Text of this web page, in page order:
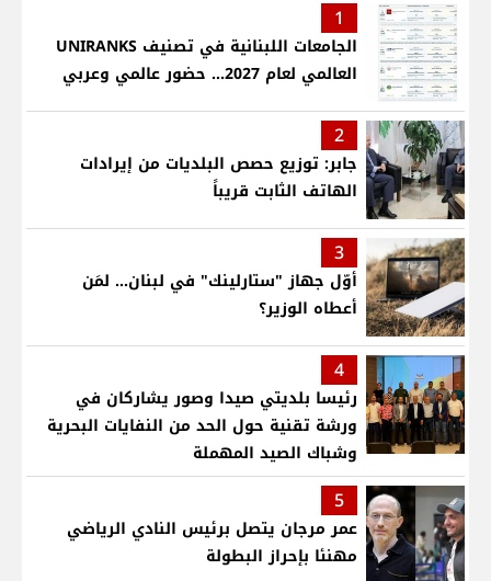
1
الجامعات اللبنانية في تصنيف UNIRANKS
العالمي لعام 2027... حضور عالمي وعربي
2
جابر: توزيع حصص البلديات من إيرادات
الهاتف الثابت قريباً
3
أوّل جهاز "ستارلينك" في لبنان... لمَن
أعطاه الوزير؟
4
رئيسا بلديتي صيدا وصور يشاركان في
ورشة تقنية حول الحد من النفايات البحرية
وشباك الصيد المهملة
5
عمر مرجان يتصل برئيس النادي الرياضي
مهنئا بإحراز البطولة